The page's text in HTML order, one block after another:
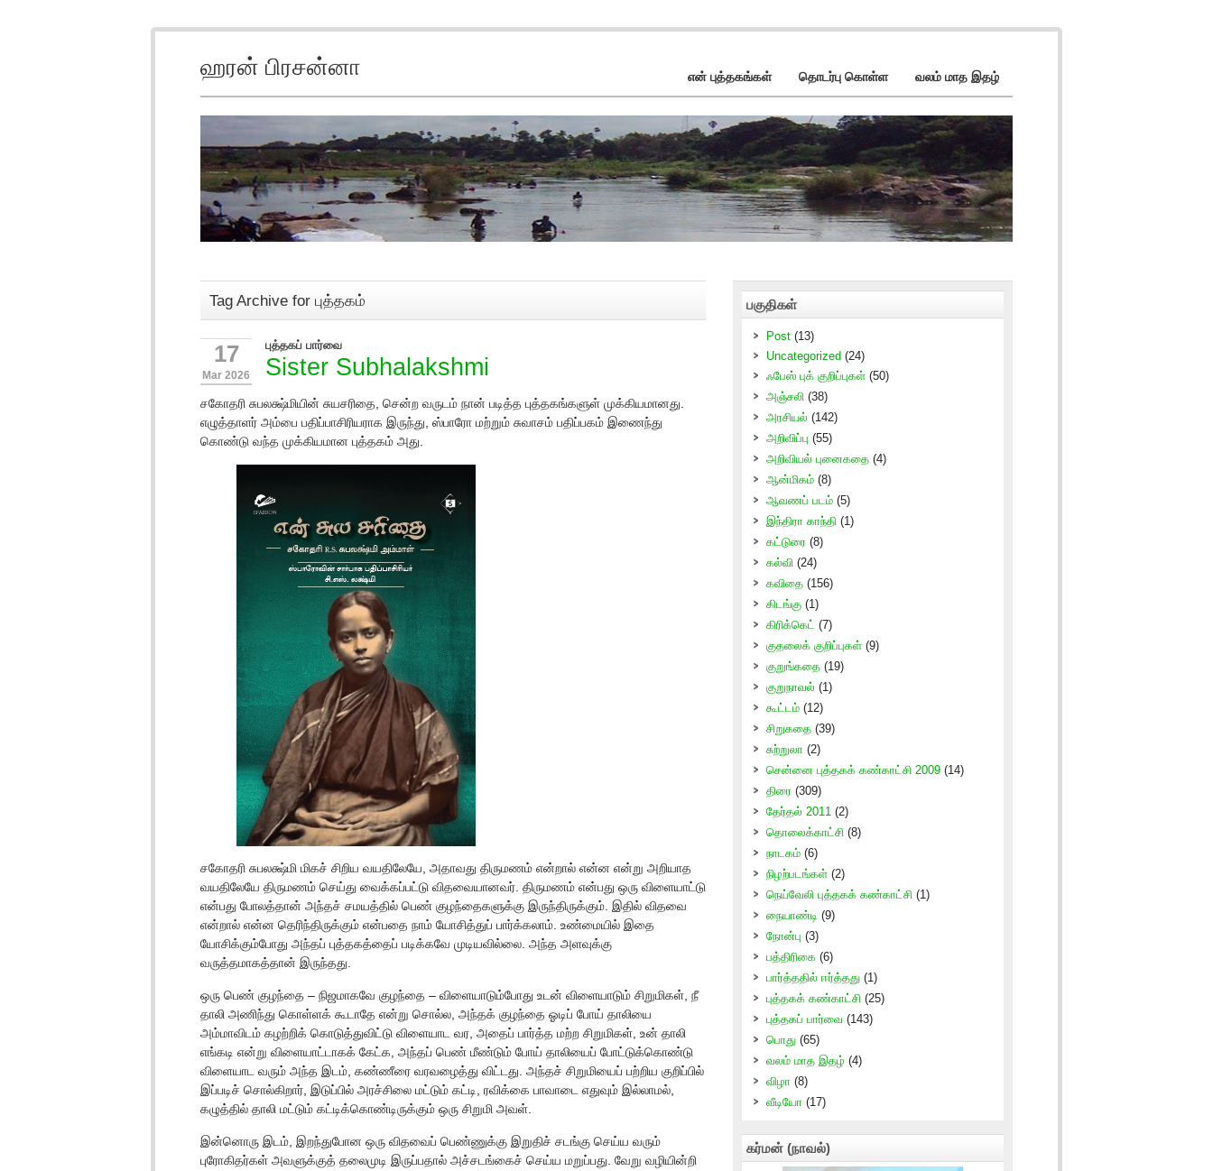
ஹரன் பிரசன்னா என் புத்தகங்கள் தொடர்பு கொள்ள வலம் மாத இதழ்
Tag Archive for புத்தகம்
17
Mar 2026
புத்தகப் பார்வை
Sister Subhalakshmi
சகோதரி சுபலக்ஷ்மியின் சுயசரிதை, சென்ற வருடம் நான் படித்த புத்தகங்களுள் முக்கியமானது.
எழுத்தாளர் அம்பை பதிப்பாசிரியராக இருந்து, ஸ்பாரோ மற்றும் சுவாசம் பதிப்பகம் இணைந்து
கொண்டு வந்த முக்கியமான புத்தகம் அது.
சகோதரி சுபலக்ஷ்மி மிகச் சிறிய வயதிலேயே, அதாவது திருமணம் என்றால் என்ன என்று அறியாத
வயதிலேயே திருமணம் செய்து வைக்கப்பட்டு விதவையானவர். திருமணம் என்பது ஒரு விளையாட்டு
என்பது போலத்தான் அந்தச் சமயத்தில் பெண் குழந்தைகளுக்கு இருந்திருக்கும். இதில் விதவை
என்றால் என்ன தெரிந்திருக்கும் என்பதை நாம் யோசித்துப் பார்க்கலாம். உண்மையில் இதை
யோசிக்கும்போது அந்தப் புத்தகத்தைப் படிக்கவே முடியவில்லை. அந்த அளவுக்கு
வருத்தமாகத்தான் இருந்தது.
ஒரு பெண் குழந்தை – நிஜமாகவே குழந்தை – விளையாடும்போது உடன் விளையாடும் சிறுமிகள், நீ
தாலி அணிந்து கொள்ளக் கூடாதே என்று சொல்ல, அந்தக் குழந்தை ஓடிப் போய் தாலியை
அம்மாவிடம் கழற்றிக் கொடுத்துவிட்டு விளையாட வர, அதைப் பார்த்த மற்ற சிறுமிகள், உன் தாலி
எங்கடி என்று விளையாட்டாகக் கேட்க, அந்தப் பெண் மீண்டும் போய் தாலியைப் போட்டுக்கொண்டு
விளையாட வரும் அந்த இடம், கண்ணீரை வரவழைத்து விட்டது. அந்தச் சிறுமியைப் பற்றிய குறிப்பில்
இப்படிச் சொல்கிறார், இடுப்பில் அரச்சிலை மட்டும் கட்டி, ரவிக்கை பாவாடை எதுவும் இல்லாமல்,
கழுத்தில் தாலி மட்டும் கட்டிக்கொண்டிருக்கும் ஒரு சிறுமி அவள்.
இன்னொரு இடம், இறந்துபோன ஒரு விதவைப் பெண்ணுக்கு இறுதிச் சடங்கு செய்ய வரும்
புரோகிதர்கள் அவளுக்குத் தலைமுடி இருப்பதால் அச்சடங்கைச் செய்ய மறுப்பது. வேறு வழியின்றி
பகுதிகள்
Post (13)
Uncategorized (24)
ஃபேஸ் புக் குறிப்புகள் (50)
அஞ்சலி (38)
அரசியல் (142)
அறிவிப்பு (55)
அறிவியல் புனைகதை (4)
ஆன்மிகம் (8)
ஆவணப் படம் (5)
இந்திரா காந்தி (1)
கட்டுரை (8)
கல்வி (24)
கவிதை (156)
கிடங்கு (1)
கிரிக்கெட் (7)
குதலைக் குறிப்புகள் (9)
குறுங்கதை (19)
குறுநாவல் (1)
கூட்டம் (12)
சிறுகதை (39)
சுற்றுலா (2)
சென்னை புத்தகக் கண்காட்சி 2009 (14)
திரை (309)
தேர்தல் 2011 (2)
தொலைக்காட்சி (8)
நாடகம் (6)
நிழற்படங்கள் (2)
நெய்வேலி புத்தகக் கண்காட்சி (1)
நையாண்டி (9)
நோன்பு (3)
பத்திரிகை (6)
பார்த்ததில் ஈர்த்தது (1)
புத்தகக் கண்காட்சி (25)
புத்தகப் பார்வை (143)
பொது (65)
வலம் மாத இதழ் (4)
விழா (8)
வீடியோ (17)
கர்மன் (நாவல்)